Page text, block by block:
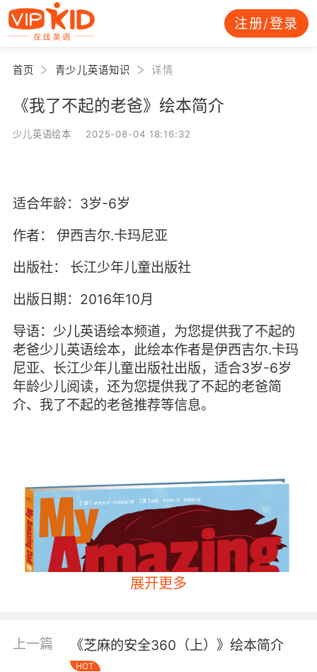
注册/登录
首页 青少儿英语知识 详情
《我了不起的老爸》绘本简介
少儿英语绘本 2025-08-04 18:16:32
适合年龄：3岁-6岁
作者：
伊西吉尔.卡玛尼亚
出版社：
长江少年儿童出版社
出版日期：2016年10月
导语：少儿英语绘本频道，为您提供我了不起的
老爸少儿英语绘本，此绘本作者是伊西吉尔.卡玛
尼亚、长江少年儿童出版社出版，适合3岁-6岁
年龄少儿阅读，还为您提供我了不起的老爸简
介、我了不起的老爸推荐等信息。
展开更多
上一篇 《芝麻的安全360（上）》绘本简介
HOT